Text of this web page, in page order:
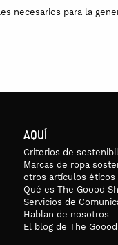
necesarios para la
AQUÍ
Criterios de
Marcas de ropa
otros artículos éticos
Qué es The Goood
Servicios de
Hablan de nosotros
El blog de The